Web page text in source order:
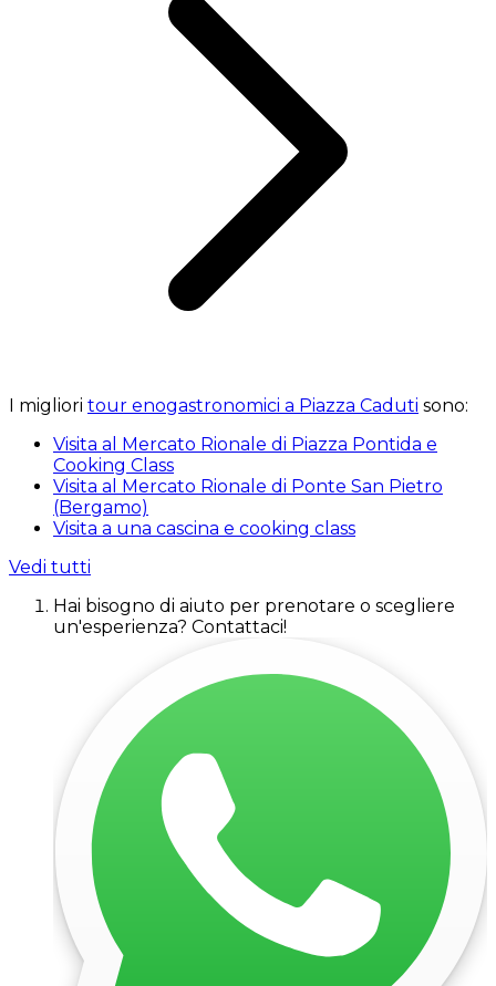
I migliori tour enogastronomici a Piazza Caduti sono:
Visita al Mercato Rionale di Piazza Pontida e
Cooking Class
Visita al Mercato Rionale di Ponte San Pietro
(Bergamo)
Visita a una cascina e cooking class
Vedi tutti
Hai bisogno di aiuto per prenotare o scegliere
un'esperienza? Contattaci!